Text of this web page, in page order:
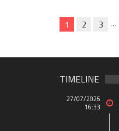
1 2 3 …
TIMELINE
27/07/2026
16:33